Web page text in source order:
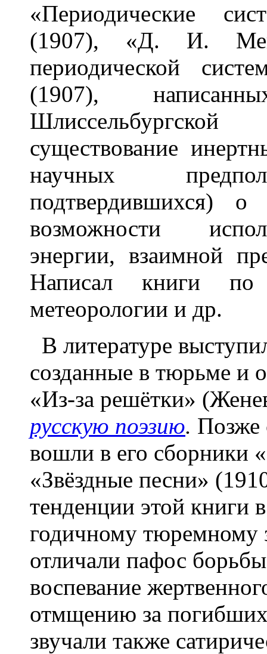
«Периодические
(1907), «Д. И.
периодической
(1907),
существование
научных
подтвердившихся)
возможности
энергии, взаимной
Написал книги по
метеорологии и др.
В литературе
созданные в тюрьме и
«Из-за решётки»
русскую поэзию. Позже
вошли в его сборники
«Звёздные песни»
тенденции этой книги
годичному
отличали пафос
воспевание
отмщению за
звучали также